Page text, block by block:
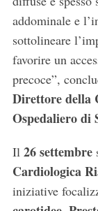
addominale e
sottolineare
favorire un
precoce”,
Direttore della
Ospedaliero di
Il 26 settembre
Cardiologica
iniziative